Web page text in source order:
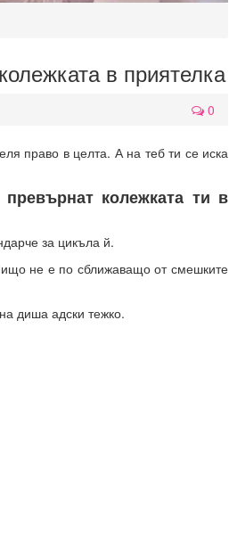
в приятелка
0
право в целта. А на теб ти се иска
колежката ти в
за цикъла й.
не е по сближаващо от смешките
диша адски тежко.